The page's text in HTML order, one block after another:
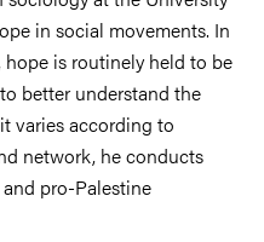
in social movements. In
is routinely held to be
better understand the
varies according to
network, he conducts
pro-Palestine